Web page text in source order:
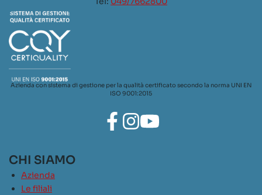
Azienda con sistema di gestione per la qualità certificato secondo la norma UNI EN
ISO 9001:2015
CHI SIAMO
Azienda
Le filiali